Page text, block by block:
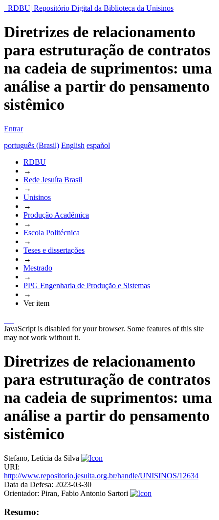
RDBU| Repositório Digital da Biblioteca da Unisinos
Diretrizes de relacionamento
para estruturação de contratos
na cadeia de suprimentos: uma
análise a partir do pensamento
sistêmico
Entrar
português (Brasil) English español
RDBU
→
Rede Jesuíta Brasil
→
Unisinos
→
Produção Acadêmica
→
Escola Politécnica
→
Teses e dissertações
→
Mestrado
→
PPG Engenharia de Produção e Sistemas
→
Ver item
JavaScript is disabled for your browser. Some features of this site
may not work without it.
Diretrizes de relacionamento
para estruturação de contratos
na cadeia de suprimentos: uma
análise a partir do pensamento
sistêmico
Stefano, Letícia da Silva
URI:
http://www.repositorio.jesuita.org.br/handle/UNISINOS/12634
Data da Defesa: 2023-03-30
Orientador: Piran, Fabio Antonio Sartori
Resumo: